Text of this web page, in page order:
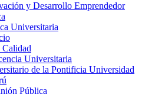
y Desarrollo Emprendedor
Universitaria
Calidad
Universitaria
de la Pontificia Universidad
Pública